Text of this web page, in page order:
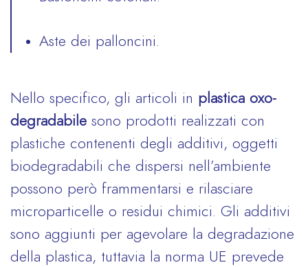
Aste dei palloncini.
Nello specifico, gli articoli in plastica oxo-
degradabile sono prodotti realizzati con
plastiche contenenti degli additivi, oggetti
biodegradabili che dispersi nell’ambiente
possono però frammentarsi e rilasciare
microparticelle o residui chimici. Gli additivi
sono aggiunti per agevolare la degradazione
della plastica, tuttavia la norma UE prevede